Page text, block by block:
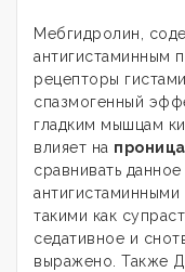
Мебгидролин,
антигистаминным
рецепторы
спазмогенный
гладким мышцам
влияет на
сравнивать
антигистаминными
такими как
седативное и
выражено. Также